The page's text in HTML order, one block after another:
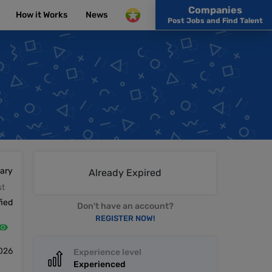
How it Works News Companies
Post Jobs and Find Talent
Already Expired
Don't have an account?
REGISTER NOW!
Experience level
Experienced